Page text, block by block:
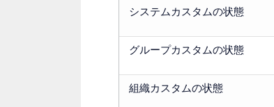
システムカスタムの状態
グループカスタムの状態
組織カスタムの状態